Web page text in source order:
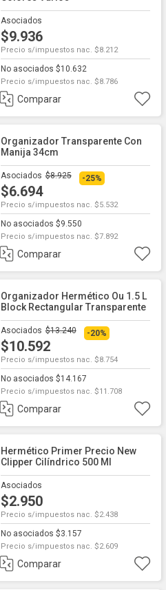
Asociados
$9.936
Precio s/impuestos nac. $8.212
No asociados $10.632
Precio s/impuestos nac. $8.786
Comparar
Organizador Transparente Con
Manija 34cm
Asociados $8.925
$6.694
-25%
Precio s/impuestos nac. $5.532
No asociados $9.550
Precio s/impuestos nac. $7.892
Comparar
Organizador Hermético Ou 1.5 L
Block Rectangular Transparente
Asociados $13.240
$10.592
-20%
Precio s/impuestos nac. $8.754
No asociados $14.167
Precio s/impuestos nac. $11.708
Comparar
Hermético Primer Precio New
Clipper Cilíndrico 500 Ml
Asociados
$2.950
Precio s/impuestos nac. $2.438
No asociados $3.157
Precio s/impuestos nac. $2.609
Comparar